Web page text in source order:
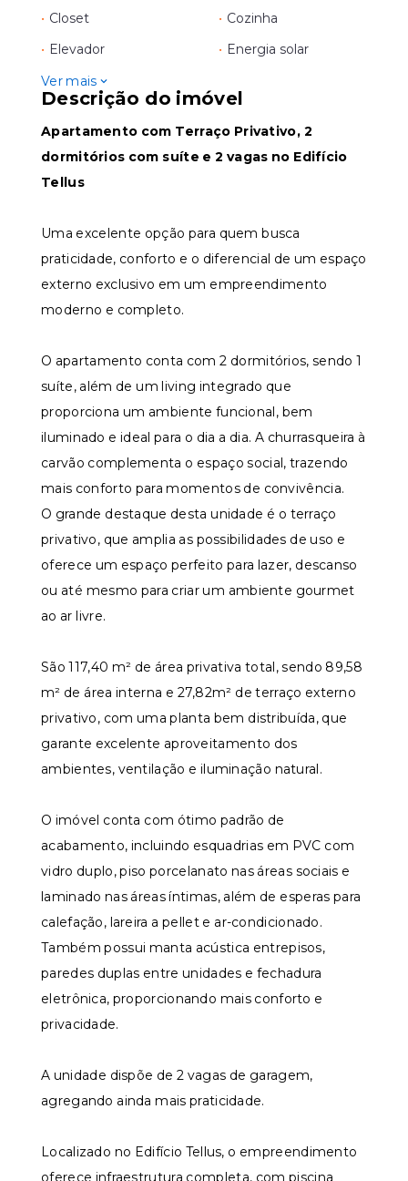
• Closet • Cozinha
• Elevador • Energia solar
Ver mais
Descrição do imóvel
Apartamento com Terraço Privativo, 2
dormitórios com suíte e 2 vagas no Edifício
Tellus
Uma excelente opção para quem busca
praticidade, conforto e o diferencial de um espaço
externo exclusivo em um empreendimento
moderno e completo.
O apartamento conta com 2 dormitórios, sendo 1
suíte, além de um living integrado que
proporciona um ambiente funcional, bem
iluminado e ideal para o dia a dia. A churrasqueira à
carvão complementa o espaço social, trazendo
mais conforto para momentos de convivência.
O grande destaque desta unidade é o terraço
privativo, que amplia as possibilidades de uso e
oferece um espaço perfeito para lazer, descanso
ou até mesmo para criar um ambiente gourmet
ao ar livre.
São 117,40 m² de área privativa total, sendo 89,58
m² de área interna e 27,82m² de terraço externo
privativo, com uma planta bem distribuída, que
garante excelente aproveitamento dos
ambientes, ventilação e iluminação natural.
O imóvel conta com ótimo padrão de
acabamento, incluindo esquadrias em PVC com
vidro duplo, piso porcelanato nas áreas sociais e
laminado nas áreas íntimas, além de esperas para
calefação, lareira a pellet e ar-condicionado.
Também possui manta acústica entrepisos,
paredes duplas entre unidades e fechadura
eletrônica, proporcionando mais conforto e
privacidade.
A unidade dispõe de 2 vagas de garagem,
agregando ainda mais praticidade.
Localizado no Edifício Tellus, o empreendimento
oferece infraestrutura completa, com piscina